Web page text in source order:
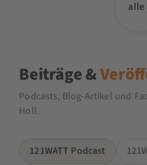
alle
Beiträge &
Podcasts, Blog-Artikel und
Holl.
121WATT Podcast